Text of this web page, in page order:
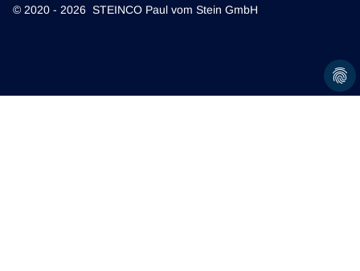
© 2020 - 2026 STEINCO Paul vom Stein GmbH